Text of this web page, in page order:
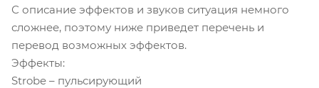
С описание эффектов и звуков ситуация немного
сложнее, поэтому ниже приведет перечень и
перевод возможных эффектов.
Эффекты:
Strobe – пульсирующий